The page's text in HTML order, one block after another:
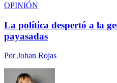
OPINIÓN
La política despertó a la
payasadas
PorJohan Rojas